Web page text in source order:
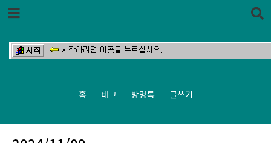
본문 바로가기
홈 태그 방명록 글쓰기